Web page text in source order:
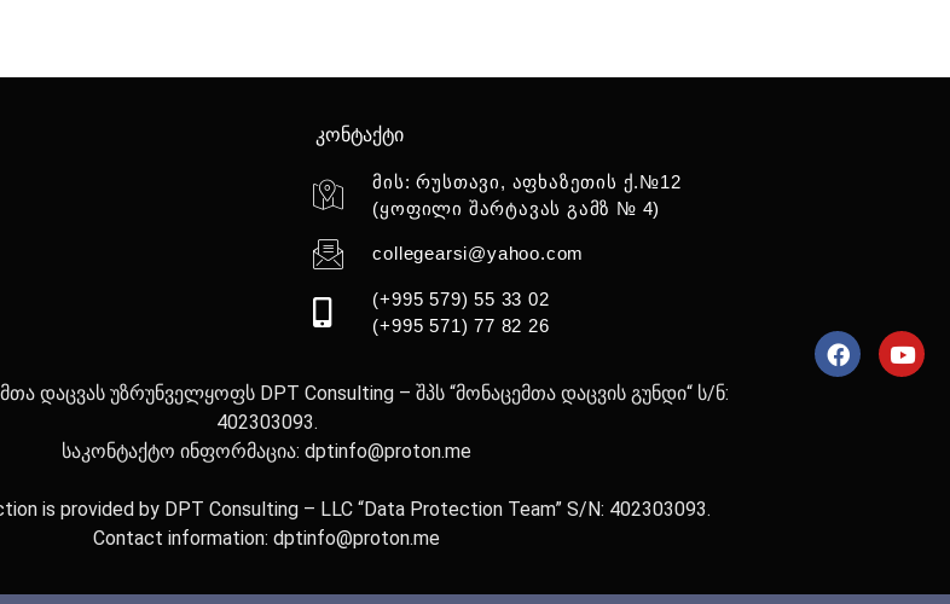
კონტაქტი
მის: რუსთავი, აფხაზეთის ქ.№12
(ყოფილი შარტავას გამზ № 4)
collegearsi@yahoo.com
(+995 579) 55 33 02
(+995 571) 77 82 26
დაცვას უზრუნველყოფს DPT Consulting – შპს “მონაცემთა დაცვის გუნდი“ ს/ნ:
402303093.
საკონტაქტო ინფორმაცია: dptinfo@proton.me
is provided by DPT Consulting – LLC “Data Protection Team” S/N: 402303093.
Contact information: dptinfo@proton.me